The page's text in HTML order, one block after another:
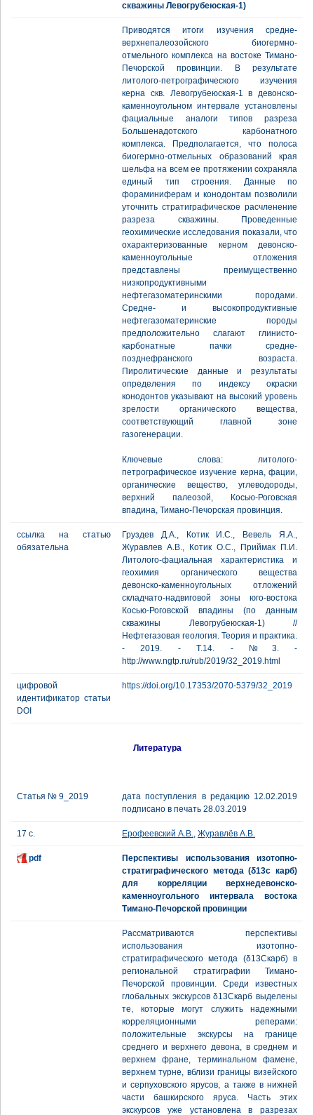
скважины Левогрубеюская-1)
Приводятся итоги изучения средне-
верхнепалеозойского биогермно-
отмельного комплекса на востоке Тимано-
Печорской провинции. В результате
литолого-петрографического изучения
керна скв. Левогрубеюская-1 в девонско-
каменноугольном интервале установлены
фациальные аналоги типов разреза
Большенадотского карбонатного
комплекса. Предполагается, что полоса
биогермно-отмельных образований края
шельфа на всем ее протяжении сохраняла
единый тип строения. Данные по
фораминиферам и конодонтам позволили
уточнить стратиграфическое расчленение
разреза скважины. Проведенные
геохимические исследования показали, что
охарактеризованные керном девонско-
каменноугольные отложения
представлены преимущественно
низкопродуктивными
нефтегазоматеринскими породами.
Средне- и высокопродуктивные
нефтегазоматеринские породы
предположительно слагают глинисто-
карбонатные пачки средне-
позднефранского возраста.
Пиролитические данные и результаты
определения по индексу окраски
конодонтов указывают на высокий уровень
зрелости органического вещества,
соответствующий главной зоне
газогенерации.
Ключевые слова: литолого-
петрографическое изучение керна, фации,
органические вещество, углеводороды,
верхний палеозой, Косью-Роговская
впадина, Тимано-Печорская провинция.
ссылка на статью
обязательна
Груздев Д.А., Котик И.С., Вевель Я.А.,
Журавлев А.В., Котик О.С., Приймак П.И.
Литолого-фациальная характеристика и
геохимия органического вещества
девонско-каменноугольных отложений
складчато-надвиговой зоны юго-востока
Косью-Роговской впадины (по данным
скважины Левогрубеюская-1) //
Нефтегазовая геология. Теория и практика.
- 2019. - Т.14. - №3. -
http://www.ngtp.ru/rub/2019/32_2019.html
цифровой
идентификатор статьи
DOI
https://doi.org/10.17353/2070-5379/32_2019
Литература
Статья № 9_2019
дата поступления в редакцию 12.02.2019
подписано в печать 28.03.2019
17 с. Ерофеевский А.В., Журавлёв А.В.
pdf
Перспективы использования изотопно-
стратиграфического метода (δ13c карб)
для корреляции верхнедевонско-
каменноугольного интервала востока
Тимано-Печорской провинции
Рассматриваются перспективы
использования изотопно-
стратиграфического метода (δ13Cкарб) в
региональной стратиграфии Тимано-
Печорской провинции. Среди известных
глобальных экскурсов δ13Cкарб выделены
те, которые могут служить надежными
корреляционными реперами:
положительные экскурсы на границе
среднего и верхнего девона, в среднем и
верхнем фране, терминальном фамене,
верхнем турне, вблизи границы визейского
и серпуховского ярусов, а также в нижней
части башкирского яруса. Часть этих
экскурсов уже установлена в разрезах